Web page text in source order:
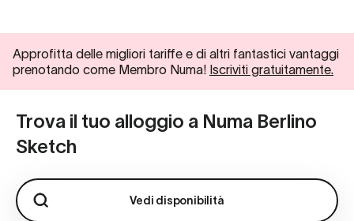
Approfitta delle migliori tariffe e di altri fantastici vantaggi
prenotando come Membro Numa! Iscriviti gratuitamente.
Trova il tuo alloggio a Numa Berlino
Sketch
Vedi disponibilità